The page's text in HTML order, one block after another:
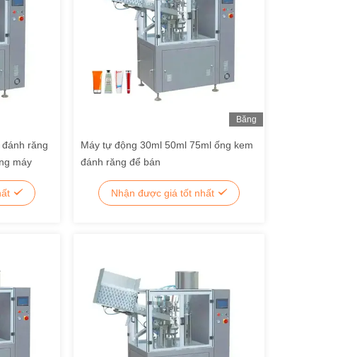
răng
máy
Băng
Máy tự động 30ml 50ml 75ml ống kem
đánh răng để bán
Nhận được giá tốt nhất